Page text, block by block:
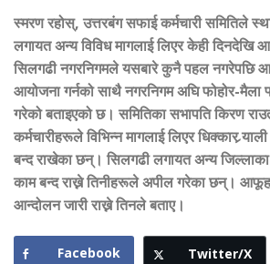
स्मरण रहोस्, उत्तरबंग सफाई कर्मचारी समितिले
लगायत अन्य विविध मागलाई लिएर केही दिनदेखि
सिलगढी नगरनिगमले यसबारे कुनै पहल नगरेपछि
आयोजना गर्नको साथै नगरनिगम अघि फोहोर-मैला
गरेको बताइएको छ। समितिका सभापति किरण
कर्मचारीहरूले विभिन्न मागलाई लिएर धिक्कार
बन्द राखेका छन्। सिलगढी लगायत अन्य
काम बन्द राख्ने तिनीहरूले अपील गरेका छन्।
आन्दोलन जारी राख्ने तिनले बताए।
Facebook Twitter/X